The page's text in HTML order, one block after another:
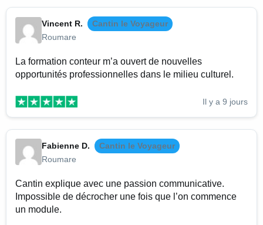
Vincent R.
Cantin le Voyageur
Roumare
La formation conteur m’a ouvert de nouvelles
opportunités professionnelles dans le milieu culturel.
Il y a 9 jours
Fabienne D.
Cantin le Voyageur
Roumare
Cantin explique avec une passion communicative.
Impossible de décrocher une fois que l’on commence
un module.